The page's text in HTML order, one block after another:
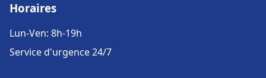
Horaires
Lun-Ven: 8h-19h
Service d'urgence 24/7